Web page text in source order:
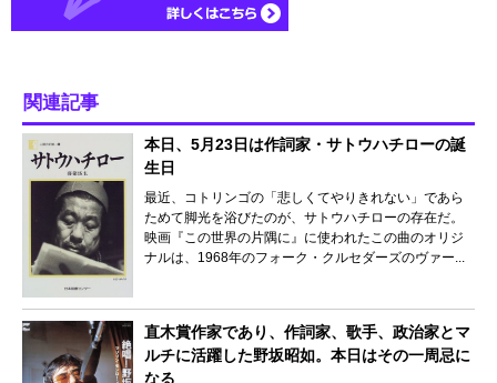
関連記事
本日、5月23日は作詞家・サトウハチローの誕
生日
最近、コトリンゴの「悲しくてやりきれない」であら
ためて脚光を浴びたのが、サトウハチローの存在だ。
映画『この世界の片隅に』に使われたこの曲のオリジ
ナルは、1968年のフォーク・クルセダーズのヴァー...
直木賞作家であり、作詞家、歌手、政治家とマ
ルチに活躍した野坂昭如。本日はその一周忌に
なる